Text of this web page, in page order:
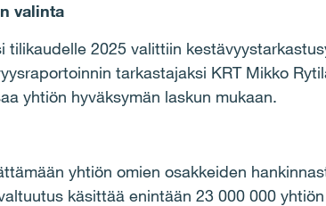
valinta
2025 valittiin
tarkastajaksi KRT Mikko
yhtiön hyväksymän laskun mukaan.
yhtiön omien osakkeiden
käsittää enintään 23 000 000